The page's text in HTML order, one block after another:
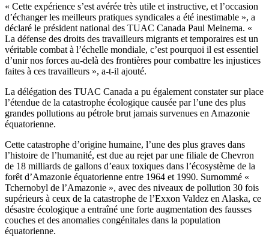
« Cette expérience s’est avérée très utile et instructive, et l’occasion
d’échanger les meilleurs pratiques syndicales a été inestimable », a
déclaré le président national des TUAC Canada Paul Meinema. «
La défense des droits des travailleurs migrants et temporaires est un
véritable combat à l’échelle mondiale, c’est pourquoi il est essentiel
d’unir nos forces au-delà des frontières pour combattre les injustices
faites à ces travailleurs », a-t-il ajouté.
La délégation des TUAC Canada a pu également constater sur place
l’étendue de la catastrophe écologique causée par l’une des plus
grandes pollutions au pétrole brut jamais survenues en Amazonie
équatorienne.
Cette catastrophe d’origine humaine, l’une des plus graves dans
l’histoire de l’humanité, est due au rejet par une filiale de Chevron
de 18 milliards de gallons d’eaux toxiques dans l’écosystème de la
forêt d’Amazonie équatorienne entre 1964 et 1990. Surnommé «
Tchernobyl de l’Amazonie », avec des niveaux de pollution 30 fois
supérieurs à ceux de la catastrophe de l’Exxon Valdez en Alaska, ce
désastre écologique a entraîné une forte augmentation des fausses
couches et des anomalies congénitales dans la population
équatorienne.